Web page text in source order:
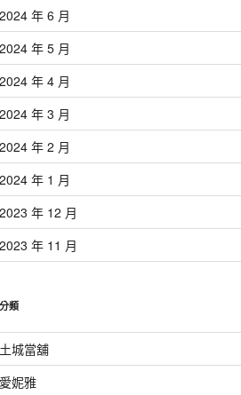
2024 年 6 月
2024 年 5 月
2024 年 4 月
2024 年 3 月
2024 年 2 月
2024 年 1 月
2023 年 12 月
2023 年 11 月
分類
土城當舖
愛妮雅